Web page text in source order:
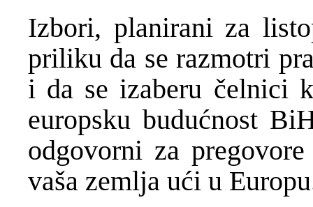
Izbori, planirani za
priliku da se razmotri
i da se izaberu čelnici
europsku budućnost
odgovorni za
vaša zemlja ući u